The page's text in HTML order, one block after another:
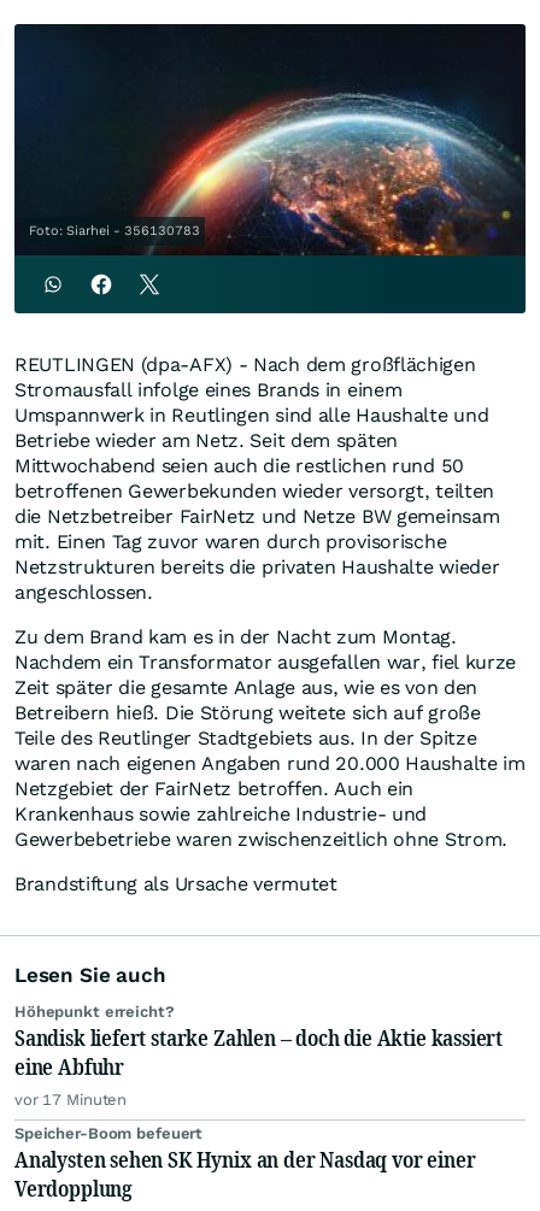
Foto: Siarhei - 356130783
REUTLINGEN (dpa-AFX) - Nach dem großflächigen
Stromausfall infolge eines Brands in einem
Umspannwerk in Reutlingen sind alle Haushalte und
Betriebe wieder am Netz. Seit dem späten
Mittwochabend seien auch die restlichen rund 50
betroffenen Gewerbekunden wieder versorgt, teilten
die Netzbetreiber FairNetz und Netze BW gemeinsam
mit. Einen Tag zuvor waren durch provisorische
Netzstrukturen bereits die privaten Haushalte wieder
angeschlossen.
Zu dem Brand kam es in der Nacht zum Montag.
Nachdem ein Transformator ausgefallen war, fiel kurze
Zeit später die gesamte Anlage aus, wie es von den
Betreibern hieß. Die Störung weitete sich auf große
Teile des Reutlinger Stadtgebiets aus. In der Spitze
waren nach eigenen Angaben rund 20.000 Haushalte im
Netzgebiet der FairNetz betroffen. Auch ein
Krankenhaus sowie zahlreiche Industrie- und
Gewerbebetriebe waren zwischenzeitlich ohne Strom.
Brandstiftung als Ursache vermutet
Lesen Sie auch
Höhepunkt erreicht?
Sandisk liefert starke Zahlen – doch die Aktie kassiert
eine Abfuhr
vor 17 Minuten
Speicher-Boom befeuert
Analysten sehen SK Hynix an der Nasdaq vor einer
Verdopplung